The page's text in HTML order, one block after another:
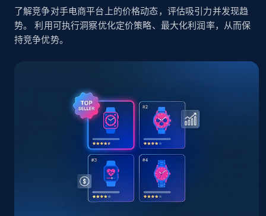
price, Final price, Discount percent, and more.
5.4K+
TikTok Shop - category
URL, Title, Available, Description, Currency, Initial
price, Final price, Discount percent, and more.
668+
了解竞争对手电商平台上的价格动态，评估吸引力并发现趋
势。 利用可执行洞察优化定价策略、最大化利润率，从而保
持竞争优势。